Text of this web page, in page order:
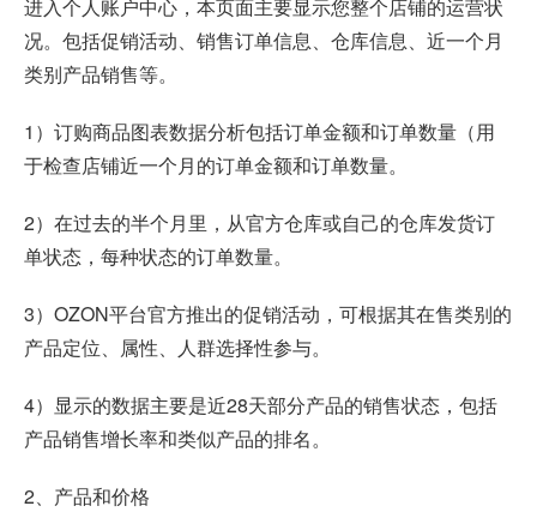
进入个人账户中心，本页面主要显示您整个店铺的运营状
况。包括促销活动、销售订单信息、仓库信息、近一个月
类别产品销售等。
1）订购商品图表数据分析包括订单金额和订单数量（用
于检查店铺近一个月的订单金额和订单数量。
2）在过去的半个月里，从官方仓库或自己的仓库发货订
单状态，每种状态的订单数量。
3）OZON平台官方推出的促销活动，可根据其在售类别的
产品定位、属性、人群选择性参与。
4）显示的数据主要是近28天部分产品的销售状态，包括
产品销售增长率和类似产品的排名。
2、产品和价格